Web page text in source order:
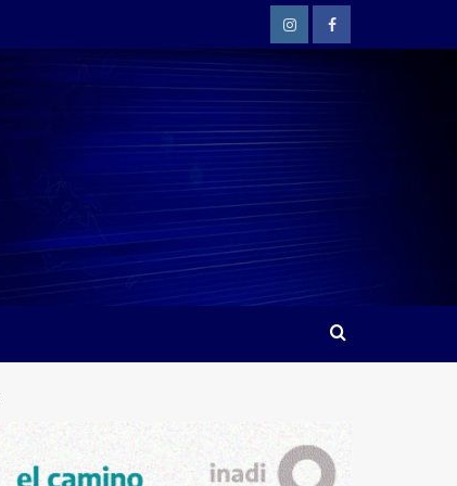
InstagramFacebook